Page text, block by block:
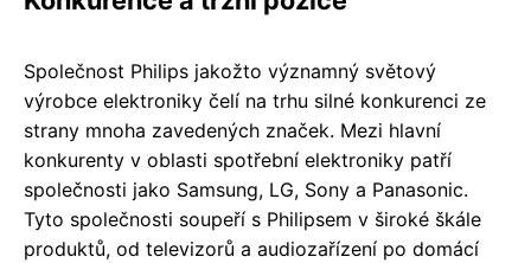
Společnost Philips jakožto významný světový
výrobce elektroniky čelí na trhu silné konkurenci ze
strany mnoha zavedených značek. Mezi hlavní
konkurenty v oblasti spotřební elektroniky patří
společnosti jako Samsung, LG, Sony a Panasonic.
Tyto společnosti soupeří s Philipsem v široké škále
produktů, od televizorů a audiozařízení po domácí